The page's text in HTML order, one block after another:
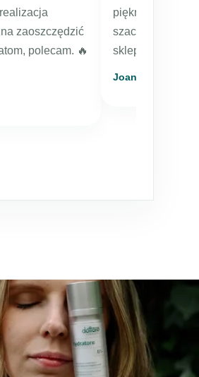
zaoszczędzić
polecam. 🔥
pięknie
szacunkiem dla
sklep, kosmetyki
Joanna